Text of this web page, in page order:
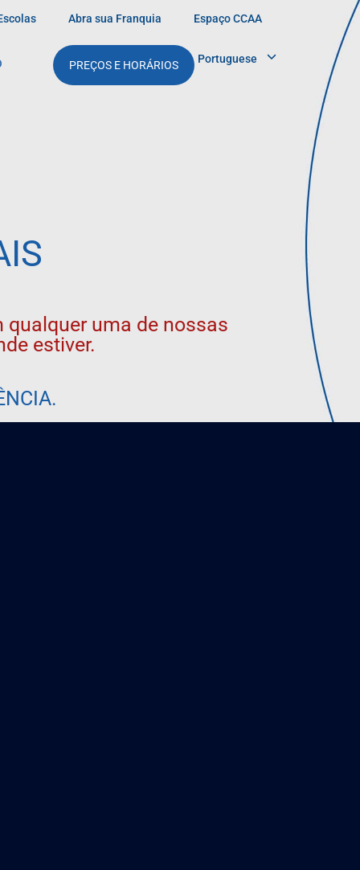
Abra sua Franquia Espaço CCAA
PREÇOS E HORÁRIOS Portuguese
qualquer uma de nossas
estiver.